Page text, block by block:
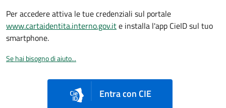
Per accedere attiva le tue credenziali sul portale
www.cartaidentita.interno.gov.ite installa l'app CieID sul tuo
smartphone.
Se hai bisogno di aiuto...
Entra con CIE